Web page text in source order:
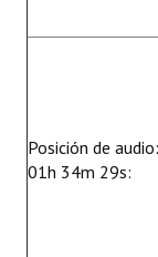
Posición de audio:
01h 34m 29s: